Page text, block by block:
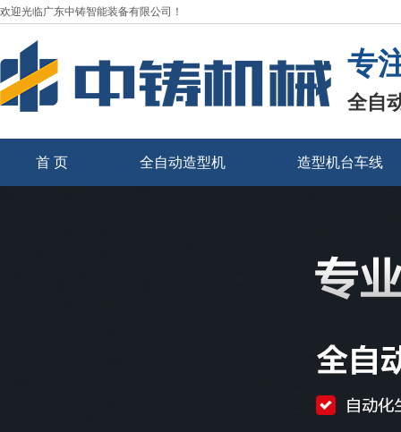
欢迎光临广东中铸智能装备有限公司！
专
全自
首 页 全自动造型机 造型机台车线